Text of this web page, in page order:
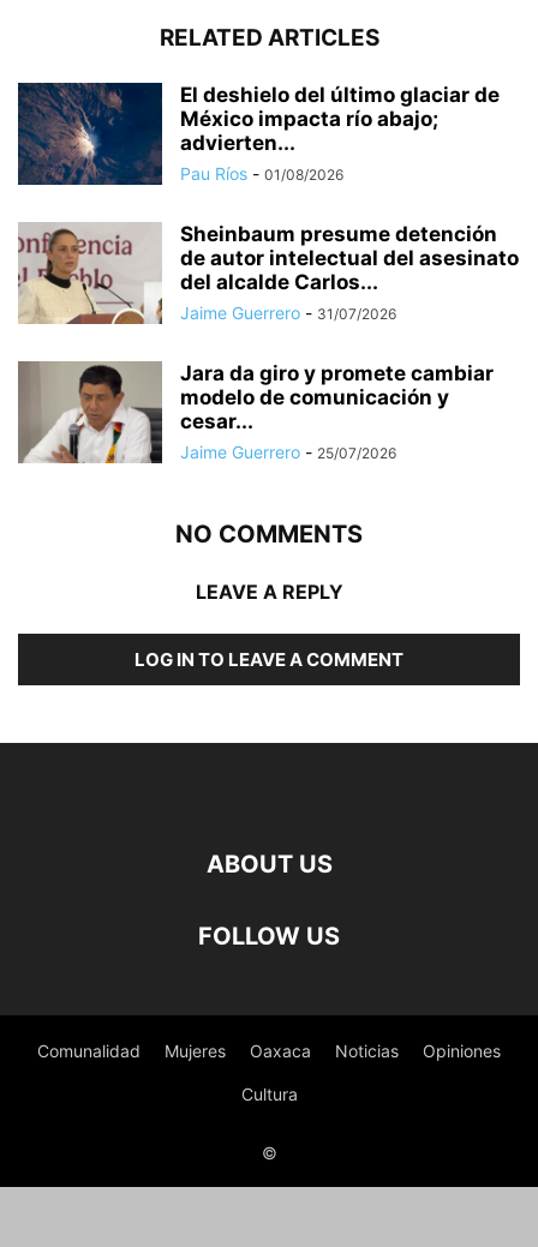
RELATED ARTICLES
El deshielo del último glaciar de
México impacta río abajo;
advierten...
Pau Ríos - 01/08/2026
Sheinbaum presume detención
de autor intelectual del asesinato
del alcalde Carlos...
Jaime Guerrero - 31/07/2026
Jara da giro y promete cambiar
modelo de comunicación y
cesar...
Jaime Guerrero - 25/07/2026
NO COMMENTS
LEAVE A REPLY
LOG IN TO LEAVE A COMMENT
ABOUT US
FOLLOW US
Comunalidad Mujeres Oaxaca Noticias Opiniones
Cultura
©